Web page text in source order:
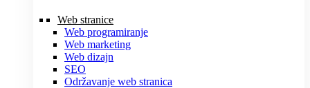
Web stranice
Web programiranje
Web marketing
Web dizajn
SEO
Održavanje web stranica